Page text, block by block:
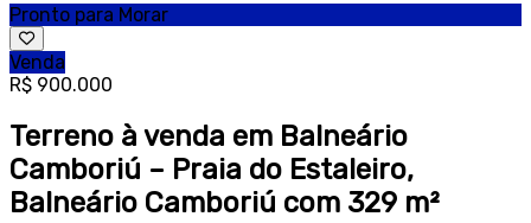
Pronto para Morar
Venda
R$ 900.000
Terreno à venda em Balneário
Camboriú – Praia do Estaleiro,
Balneário Camboriú com 329 m²